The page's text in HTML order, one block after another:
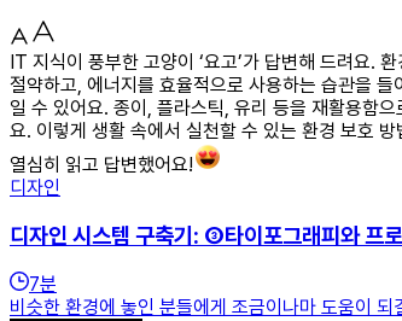
IT 지식이 풍부한 고양이 ‘요고’가 답변해 드려요.
절약하고, 에너지를 효율적으로 사용하는 습관을
일 수 있어요. 종이, 플라스틱, 유리 등을 재활용함
요. 이렇게 생활 속에서 실천할 수 있는 환경 보호
열심히 읽고 답변했어요!
디자인
디자인 시스템 구축기: ③타이포그래피와 프
7분
비슷한 환경에 놓인 분들에게 조금이나마 도움이 되